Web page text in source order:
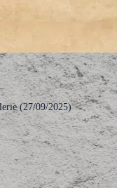
(27/09/2025)